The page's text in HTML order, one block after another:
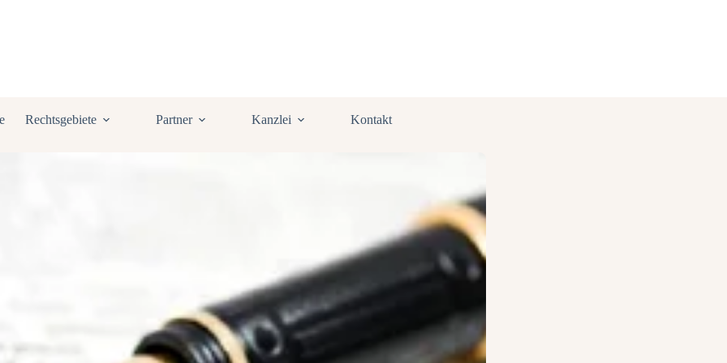
Rechtsgebiete Partner Kanzlei Kontakt